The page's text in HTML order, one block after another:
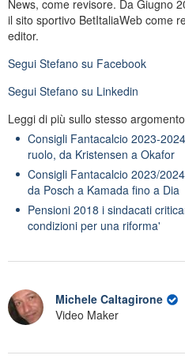
News, come revisore. Da Giugno
il sito sportivo BetItaliaWeb come
editor.
Segui Stefano su Facebook
Segui Stefano su Linkedin
Leggi di più sullo stesso
Consigli Fantacalcio 2023-
ruolo, da Kristensen a Okafor
Consigli Fantacalcio 2023/
da Posch a Kamada fino a Dia
Pensioni 2018 i sindacati
condizioni per una riforma'
Michele Caltagirone
Video Maker